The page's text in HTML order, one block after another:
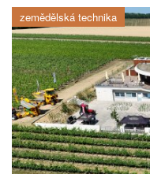
zemědělská technika